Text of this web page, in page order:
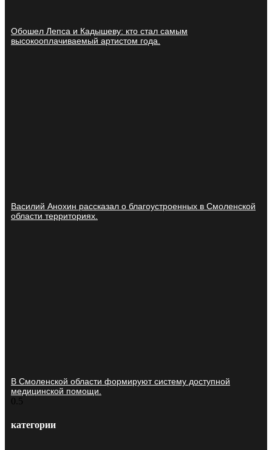
Обошел Лепса и Кадышеву: кто стал самым
высокооплачиваемый артистом года.
Василий Анохин рассказал о благоустроенных в Смоленской
области территориях.
В Смоленской области формируют систему доступной
медицинской помощи.
категории